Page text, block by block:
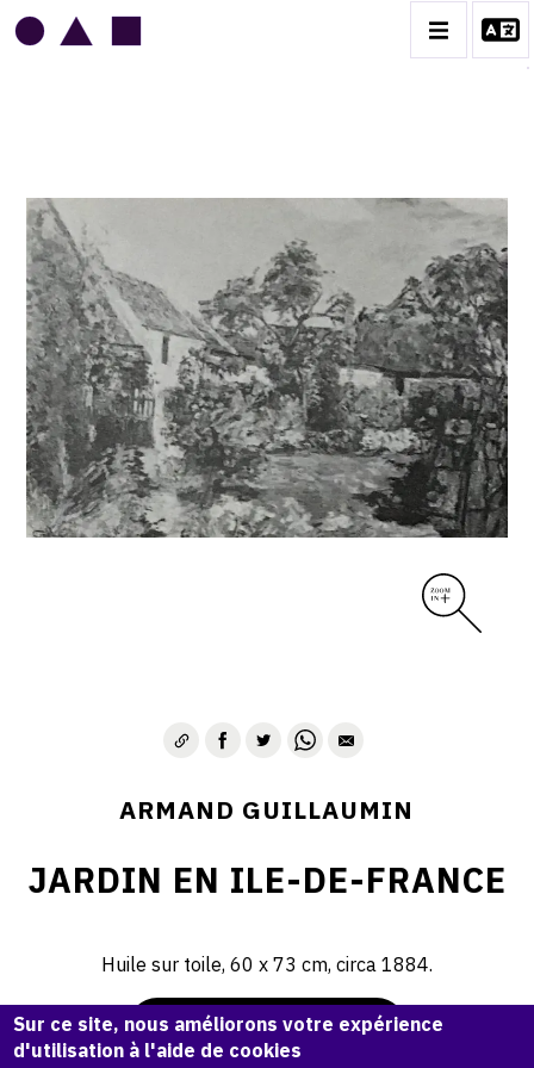
ARMAND GUILLAUMIN
BIOGRAPHIE
CATALOGUE DES OEUVRES
CONTACT
ARMAND GUILLAUMIN
JARDIN EN ILE-DE-FRANCE
Huile sur toile, 60 x 73 cm, circa 1884.
Demande d'information
Sur ce site, nous améliorons votre expérience
d'utilisation à l'aide de cookies